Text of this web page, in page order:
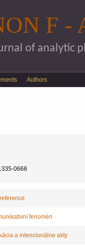
F -
of analytic
Authors
0668
fenomén
a intencionálne akty